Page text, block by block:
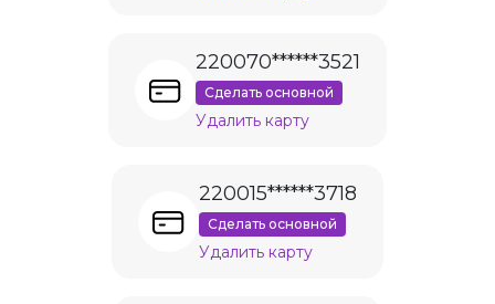
220070******3521
Сделать основной
Удалить карту
220015******3718
Сделать основной
Удалить карту